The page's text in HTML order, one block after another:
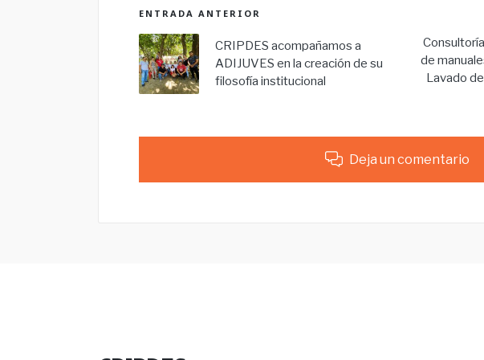
ENTRADA ANTERIOR
CRIPDES acompañamos a
ADIJUVES en la creación de su
filosofía institucional
de
Lavado
Deja un comentario